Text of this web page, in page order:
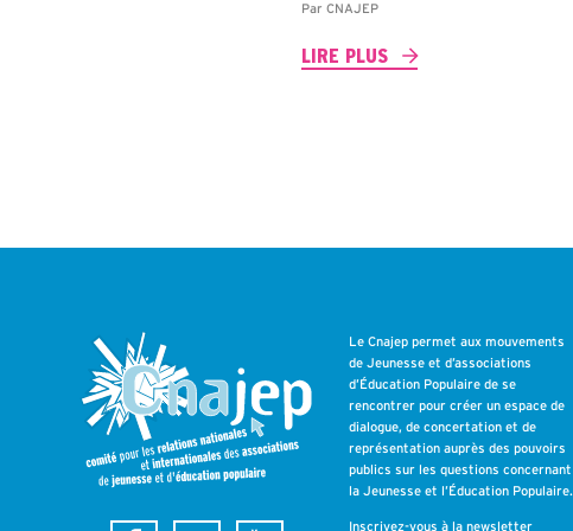
ParCNAJEP
LIRE PLUS
Le Cnajep permet aux mouvements
de Jeunesse et d’associations
d’Éducation Populaire de se
rencontrer pour créer un espace de
dialogue, de concertation et de
représentation auprès des pouvoirs
publics sur les questions concernant
la Jeunesse et l’Éducation Populaire.
Inscrivez-vous à la newsletter